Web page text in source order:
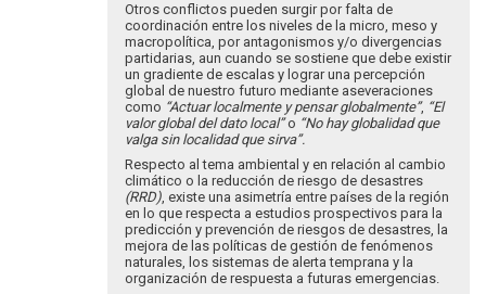
Otros conflictos pueden surgir por falta de
coordinación entre los niveles de la micro, meso y
macropolítica, por antagonismos y/o divergencias
partidarias, aun cuando se sostiene que debe existir
un gradiente de escalas y lograr una percepción
global de nuestro futuro mediante aseveraciones
como “Actuar localmente y pensar globalmente”, “El
valor global del dato local”o “No hay globalidad que
valga sin localidad que sirva”.
Respecto al tema ambiental y en relación al cambio
climático o la reducción de riesgo de desastres
(RRD), existe una asimetría entre países de la región
en lo que respecta a estudios prospectivos para la
predicción y prevención de riesgos de desastres, la
mejora de las políticas de gestión de fenómenos
naturales, los sistemas de alerta temprana y la
organización de respuesta a futuras emergencias.